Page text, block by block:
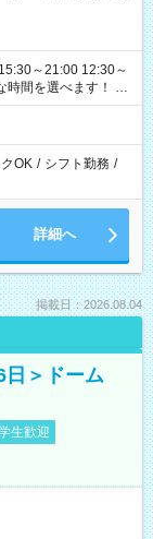
～21:00 12:30～
OK / シフト勤務 /
詳細へ
掲載日：2026.08.04
日＞ドーム
生歓迎